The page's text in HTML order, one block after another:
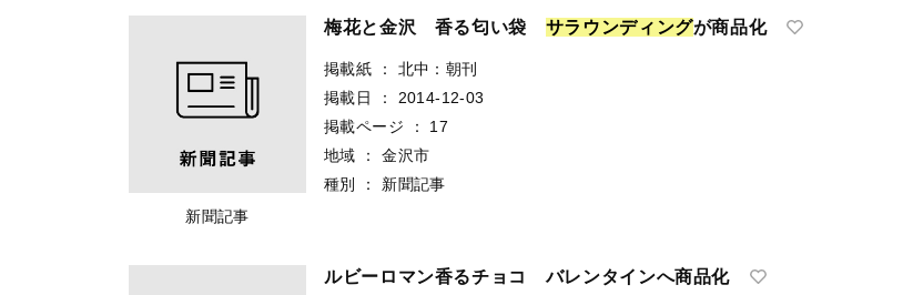
新聞記事
梅花と金沢 香る匂い袋 サラ ウ ンディ ングが商品化
掲載紙 ：
北中：朝刊
掲載日
：
2014-12-03
掲載ページ
：
17
地域
：
金沢市
種別
： 新聞記事
ルビーロマン香るチョコ バレンタインへ商品化